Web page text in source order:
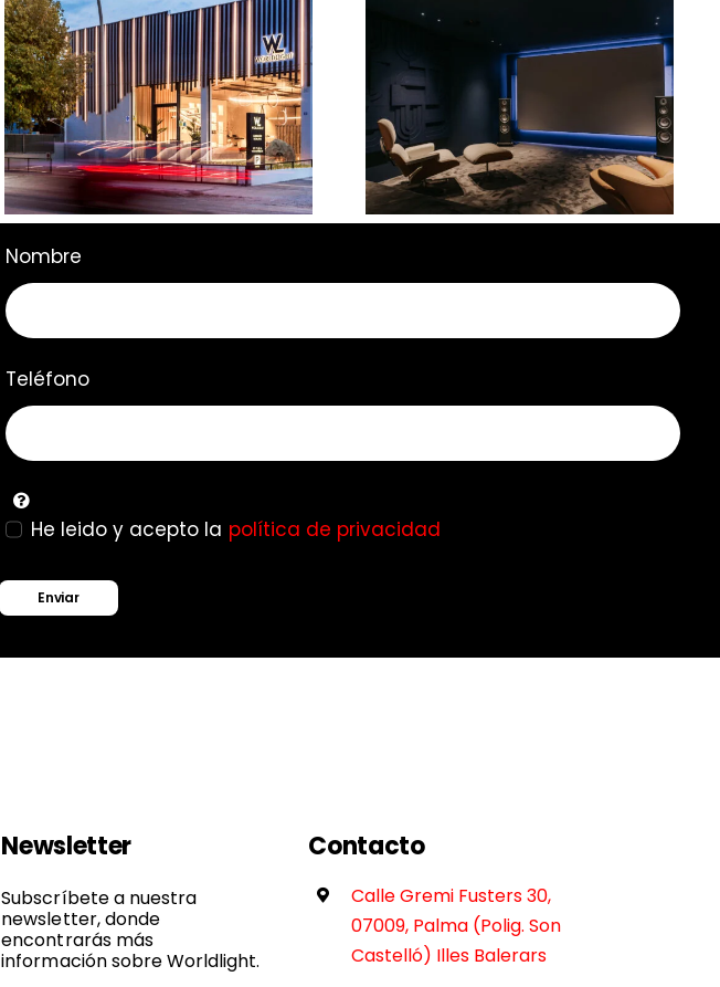
Showroom de
iluminación
Mallorca
Sonido en cine de
hogar
Nombre
Teléfono
He leido y acepto la política de privacidad
Enviar
Newsletter
Subscríbete a nuestra
newsletter, donde
encontrarás más
información sobre Worldlight.
Contacto
Calle Gremi Fusters 30,
07009, Palma (Polig. Son
Castelló) Illes Balerars